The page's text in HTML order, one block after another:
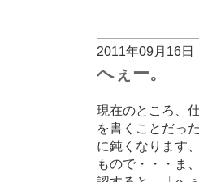
2011年09月16日
へぇー。
現在のところ、
を書くことだっ
に鈍くなります
もので・・・ま